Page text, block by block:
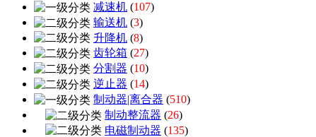
减速机 (107)
输送机 (3)
升降机 (8)
齿轮箱 (27)
分割器 (10)
逆止器 (14)
制动器|离合器 (510)
制动整流器 (26)
电磁制动器 (135)